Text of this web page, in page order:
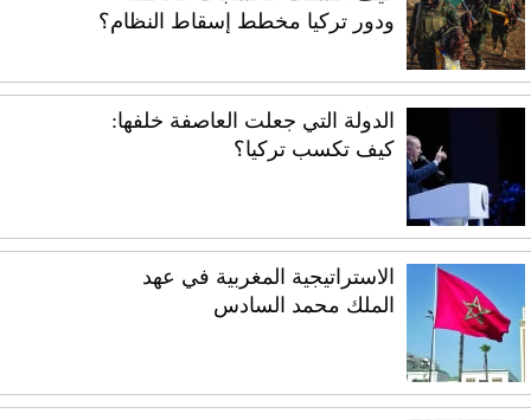
ودور تركيا مخطط إسقاط النظام؟
الدولة التي جعلت العاصفة خلفها:
كيف تكسب تركيا؟
الاستراتيجية المغربية في عهد
الملك محمد السادس